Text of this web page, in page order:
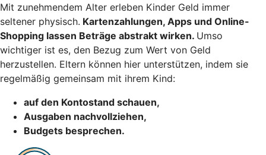
Mit zunehmendem Alter erleben Kinder Geld immer
seltener physisch. Kartenzahlungen, Apps und Online-
Shopping lassen Beträge abstrakt wirken. Umso
wichtiger ist es, den Bezug zum Wert von Geld
herzustellen. Eltern können hier unterstützen, indem sie
regelmäßig gemeinsam mit ihrem Kind:
auf den Kontostand schauen,
Ausgaben nachvollziehen,
Budgets besprechen.